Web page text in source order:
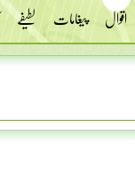
اقوال پیغامات لطیفے